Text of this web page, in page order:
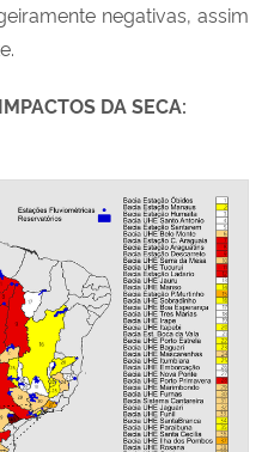
negativas, assim
DA SECA: